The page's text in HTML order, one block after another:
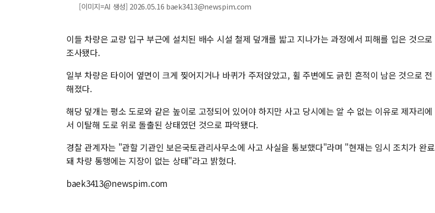
[이미지=AI 생성] 2026.05.16 baek3413@newspim.com
이들 차량은 교량 입구 부근에 설치된 배수 시설 철제 덮개를 밟고 지나가는 과정에서 피해를 입은 것으로
조사됐다.
일부 차량은 타이어 옆면이 크게 찢어지거나 바퀴가 주저앉았고, 휠 주변에도 긁힌 흔적이 남은 것으로 전
해졌다.
해당 덮개는 평소 도로와 같은 높이로 고정되어 있어야 하지만 사고 당시에는 알 수 없는 이유로 제자리에
서 이탈해 도로 위로 돌출된 상태였던 것으로 파악됐다.
경찰 관계자는 "관할 기관인 보은국토관리사무소에 사고 사실을 통보했다"라며 "현재는 임시 조치가 완료
돼 차량 통행에는 지장이 없는 상태"라고 밝혔다.
baek3413@newspim.com